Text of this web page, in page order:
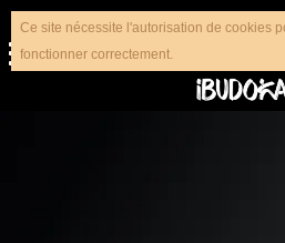
Ce site nécessite l'autorisation de cookies
fonctionner correctement.